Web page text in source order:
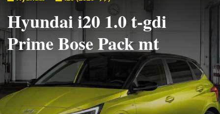
Hyundai i20 1.0 t-gdi
Prime Bose Pack mt